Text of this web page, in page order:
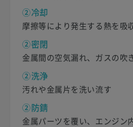
②冷却
摩擦等により発生する熱を吸
②密閉
金属間の空気漏れ、ガスの吹
②洗浄
汚れや金属片を洗い流す
②防錆
金属パーツを覆い、エンジン